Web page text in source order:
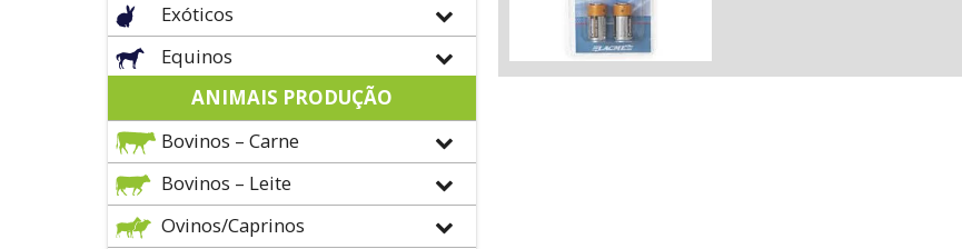
Exóticos
Equinos
ANIMAIS PRODUÇÃO
Bovinos – Carne
Bovinos – Leite
Ovinos/Caprinos